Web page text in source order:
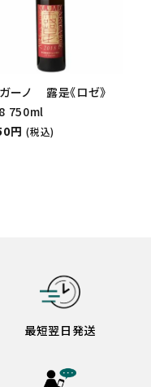
ーノ 露是《ロゼ》
750ml
円 (税込)
最短翌日発送